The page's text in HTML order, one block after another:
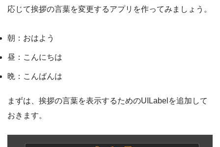
応じて挨拶の言葉を変更するアプリを作ってみましょう。
朝：おはよう
昼：こんにちは
晩：こんばんは
まずは、挨拶の言葉を表示するためのUILabelを追加して
おきます。